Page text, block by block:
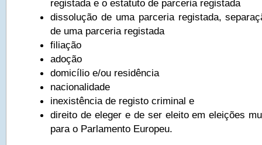
registada e o estatuto de parceria registada
dissolução de uma parceria registada,
de uma parceria registada
filiação
adoção
domicílio e/ou residência
nacionalidade
inexistência de registo criminal e
direito de eleger e de ser eleito em eleições
para o Parlamento Europeu.